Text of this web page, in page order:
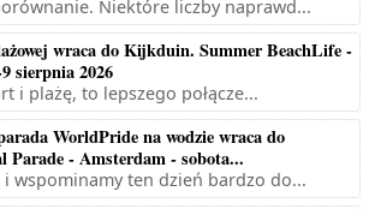
Niektóre liczby naprawd...
wraca do Kijkduin. Summer BeachLife -
sierpnia 2026
i plażę, to lepszego połącze...
WorldPride na wodzie wraca do
Parade - Amsterdam - sobota...
i wspominamy ten dzień bardzo do...